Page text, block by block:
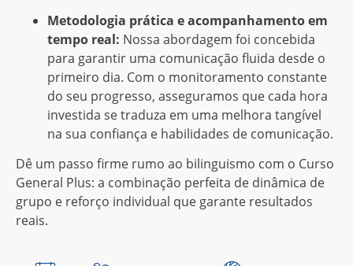
Metodologia prática e acompanhamento em
tempo real: Nossa abordagem foi concebida
para garantir uma comunicação fluida desde o
primeiro dia. Com o monitoramento constante
do seu progresso, asseguramos que cada hora
investida se traduza em uma melhora tangível
na sua confiança e habilidades de comunicação.
Dê um passo firme rumo ao bilinguismo com o Curso
General Plus: a combinação perfeita de dinâmica de
grupo e reforço individual que garante resultados
reais.